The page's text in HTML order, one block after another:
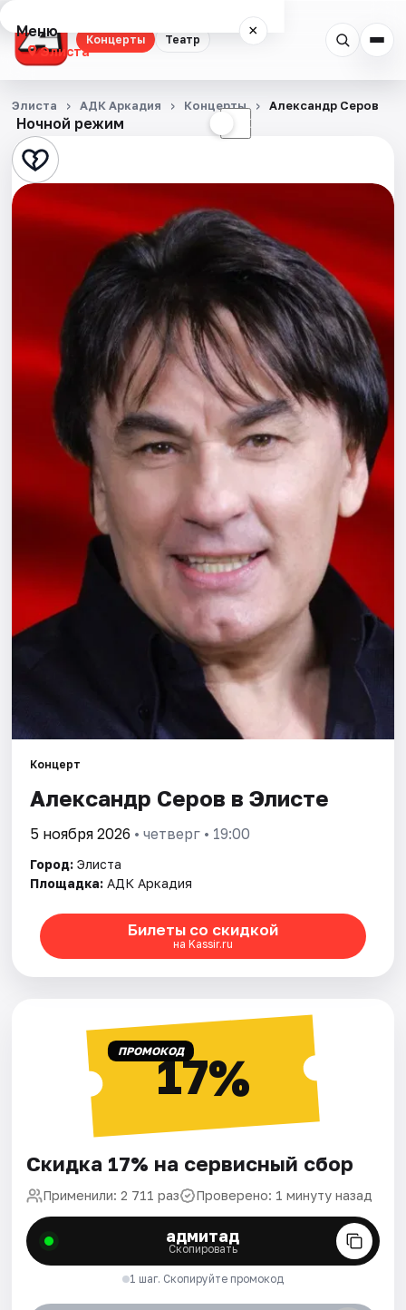
Концерты Театр
Меню ×
Элиста
Концерты
Театр
События
Площадки
Артисты
Рейтинги
Ночной режим ☾
Элиста АДК Аркадия Концерты Александр Серов
Концерт
Александр Серов в Элисте
5 ноября 2026 • четверг • 19:00
Город: Элиста
Площадка: АДК Аркадия
Билеты со скидкой
на Kassir.ru
ПРОМОКОД17%
Скидка 17% на сервисный сбор
Применили: 2 711 раз Проверено: 1 минуту назад
адмитад
Скопировать
1 шаг. Скопируйте промокод